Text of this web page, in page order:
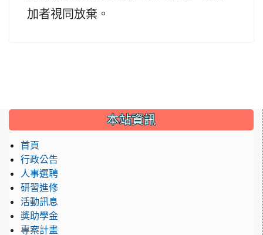
加者視同放棄。
::: 本站資訊
首頁
行政公告
人事選聘
研習進修
活動訊息
獎助學金
專案計畫